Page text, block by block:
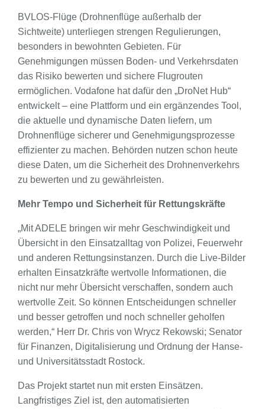
BVLOS-Flüge (Drohnenflüge außerhalb der
Sichtweite) unterliegen strengen Regulierungen,
besonders in bewohnten Gebieten. Für
Genehmigungen müssen Boden- und Verkehrsdaten
das Risiko bewerten und sichere Flugrouten
ermöglichen. Vodafone hat dafür den „DroNet Hub“
entwickelt – eine Plattform und ein ergänzendes Tool,
die aktuelle und dynamische Daten liefern, um
Drohnenflüge sicherer und Genehmigungsprozesse
effizienter zu machen. Behörden nutzen schon heute
diese Daten, um die Sicherheit des Drohnenverkehrs
zu bewerten und zu gewährleisten.
Mehr Tempo und Sicherheit für Rettungskräfte
„Mit ADELE bringen wir mehr Geschwindigkeit und
Übersicht in den Einsatzalltag von Polizei, Feuerwehr
und anderen Rettungsinstanzen. Durch die Live-Bilder
erhalten Einsatzkräfte wertvolle Informationen, die
nicht nur mehr Übersicht verschaffen, sondern auch
wertvolle Zeit. So können Entscheidungen schneller
und besser getroffen und noch schneller geholfen
werden,“ Herr Dr. Chris von Wrycz Rekowski; Senator
für Finanzen, Digitalisierung und Ordnung der Hanse-
und Universitätsstadt Rostock.
Das Projekt startet nun mit ersten Einsätzen.
Langfristiges Ziel ist, den automatisierten